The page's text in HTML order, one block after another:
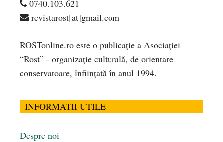
0740.103.621
revistarost[at]gmail.com
ROSTonline.ro este o publicaţie a Asociaţiei
“Rost” - organizaţie culturală, de orientare
conservatoare, înfiinţată în anul 1994.
INFORMATII UTILE
Despre noi